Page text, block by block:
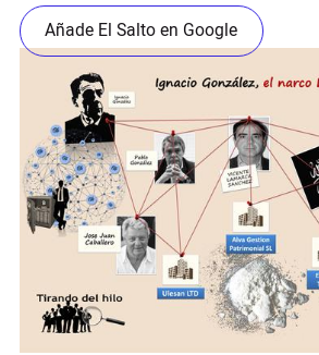
Añade El Salto en Google